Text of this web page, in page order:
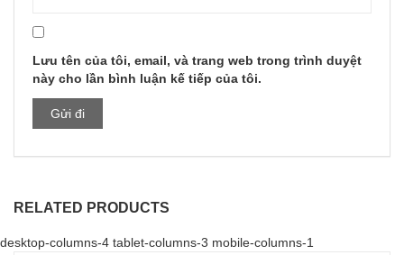
Lưu tên của tôi, email, và trang web trong trình duyệt
này cho lần bình luận kế tiếp của tôi.
RELATED PRODUCTS
desktop-columns-4 tablet-columns-3 mobile-columns-1